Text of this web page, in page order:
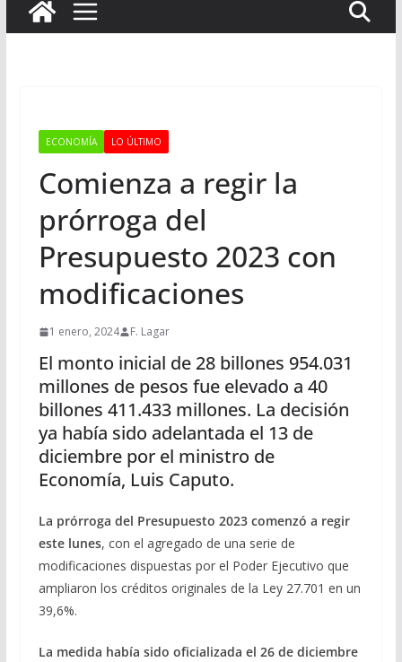
ECONOMÍA LO ÚLTIMO
Comienza a regir la
prórroga del
Presupuesto 2023 con
modificaciones
1 enero, 2024 F. Lagar
El monto inicial de 28 billones 954.031
millones de pesos fue elevado a 40
billones 411.433 millones. La decisión
ya había sido adelantada el 13 de
diciembre por el ministro de
Economía, Luis Caputo.
La prórroga del Presupuesto 2023 comenzó a regir
este lunes, con el agregado de una serie de
modificaciones dispuestas por el Poder Ejecutivo que
ampliaron los créditos originales de la Ley 27.701 en un
39,6%.
La medida había sido oficializada el 26 de diciembre